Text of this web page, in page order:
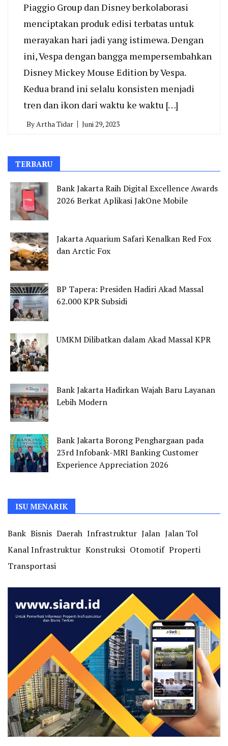
Piaggio Group dan Disney berkolaborasi
menciptakan produk edisi terbatas untuk
merayakan hari jadi yang istimewa. Dengan
ini, Vespa dengan bangga mempersembahkan
Disney Mickey Mouse Edition by Vespa.
Kedua brand ini selalu konsisten menjadi
tren dan ikon dari waktu ke waktu […]
ByArtha Tidar Juni 29, 2023
TERBARU
Bank Jakarta Raih Digital Excellence Awards
2026 Berkat Aplikasi JakOne Mobile
Jakarta Aquarium Safari Kenalkan Red Fox
dan Arctic Fox
BP Tapera: Presiden Hadiri Akad Massal
62.000 KPR Subsidi
UMKM Dilibatkan dalam Akad Massal KPR
Bank Jakarta Hadirkan Wajah Baru Layanan
Lebih Modern
Bank Jakarta Borong Penghargaan pada
23rd Infobank-MRI Banking Customer
Experience Appreciation 2026
ISU MENARIK
Bank Bisnis Daerah Infrastruktur Jalan Jalan Tol
Kanal Infrastruktur Konstruksi Otomotif Properti
Transportasi